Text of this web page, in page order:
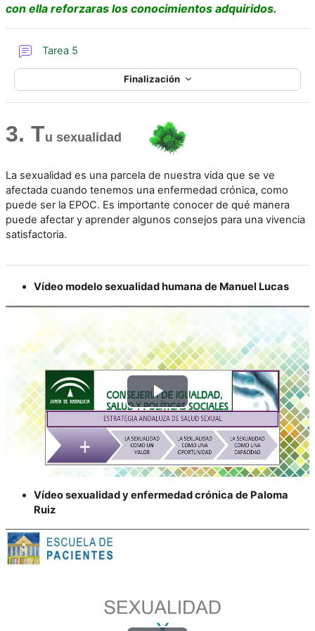
con ella reforzaras los conocimientos adquiridos.
Tarea 5
Finalización
3. Tu sexualidad
La sexualidad es una parcela de nuestra vida que se ve
afectada cuando tenemos una enfermedad crónica, como
puede ser la EPOC. Es importante conocer de qué manera
puede afectar y aprender algunos consejos para una vivencia
satisfactoria.
Vídeo modelo sexualidad humana de Manuel Lucas
R
e
p
r
o
u
Vídeo sexualidad y enfermedad crónica de Paloma
Ruiz